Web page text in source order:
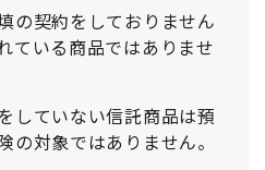
の契約をしておりません
ている商品ではありませ
していない信託商品は預
の対象ではありません。